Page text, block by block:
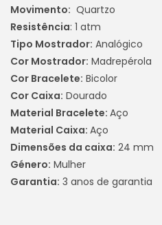
Movimento: Quartzo
Resistência: 1 atm
Tipo Mostrador: Analógico
Cor Mostrador: Madrepérola
Cor Bracelete: Bicolor
Cor Caixa: Dourado
Material Bracelete: Aço
Material Caixa: Aço
Dimensões da caixa: 24 mm
Género: Mulher
Garantia: 3 anos de garantia